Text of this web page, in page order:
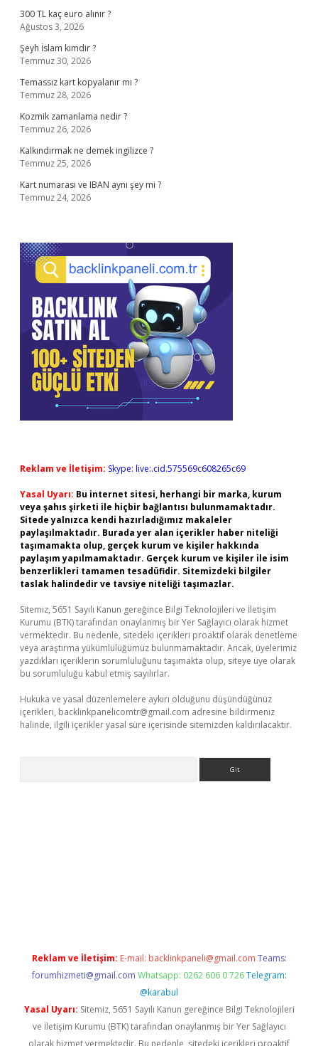
300 TL kaç euro alınır ?
Ağustos 3, 2026
Şeyh İslam kimdir ?
Temmuz 30, 2026
Temassız kart kopyalanır mı ?
Temmuz 28, 2026
Kozmik zamanlama nedir ?
Temmuz 26, 2026
Kalkındırmak ne demek ingilizce ?
Temmuz 25, 2026
Kart numarası ve IBAN aynı şey mi ?
Temmuz 24, 2026
Reklam ve İletişim: Skype: live:.cid.575569c608265c69
Yasal Uyarı: Bu internet sitesi, herhangi bir marka, kurum
veya şahıs şirketi ile hiçbir bağlantısı bulunmamaktadır.
Sitede yalnızca kendi hazırladığımız makaleler
paylaşılmaktadır. Burada yer alan içerikler haber niteliği
taşımamakta olup, gerçek kurum ve kişiler hakkında
paylaşım yapılmamaktadır. Gerçek kurum ve kişiler ile isim
benzerlikleri tamamen tesadüfidir. Sitemizdeki bilgiler
taslak halindedir ve tavsiye niteliği taşımazlar.
Sitemiz, 5651 Sayılı Kanun gereğince Bilgi Teknolojileri ve İletişim
Kurumu (BTK) tarafından onaylanmış bir Yer Sağlayıcı olarak hizmet
vermektedir. Bu nedenle, sitedeki içerikleri proaktif olarak denetleme
veya araştırma yükümlülüğümüz bulunmamaktadır. Ancak, üyelerimiz
yazdıkları içeriklerin sorumluluğunu taşımakta olup, siteye üye olarak
bu sorumluluğu kabul etmiş sayılırlar.
Hukuka ve yasal düzenlemelere aykırı olduğunu düşündüğünüz
içerikleri, backlinkpanelicomtr@gmail.com adresine bildirmeniz
halinde, ilgili içerikler yasal süre içerisinde sitemizden kaldırılacaktır.
Reklam ve İletişim: E-mail: backlinkpaneli@gmail.com Teams:
forumhizmeti@gmail.com Whatsapp: 0262 606 0 726 Telegram:
@karabul
Yasal Uyarı: Sitemiz, 5651 Sayılı Kanun gereğince Bilgi Teknolojileri
ve İletişim Kurumu (BTK) tarafından onaylanmış bir Yer Sağlayıcı
olarak hizmet vermektedir. Bu nedenle, sitedeki içerikleri proaktif